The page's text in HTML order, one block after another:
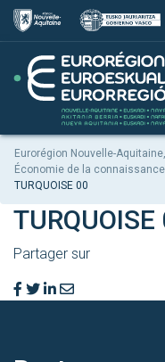
Eurorégion Nouvelle-
Économie de la connaissance
TURQUOISE 00
TURQUOISE
Partager sur